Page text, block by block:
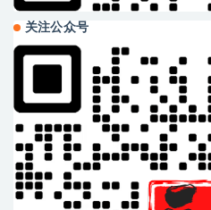
关注公众号